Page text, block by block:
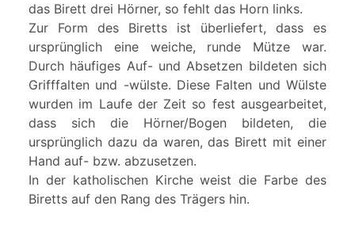
das Birett drei Hörner, so fehlt das Horn links.
Zur Form des Biretts ist überliefert, dass es
ursprünglich eine weiche, runde Mütze war.
Durch häufiges Auf- und Absetzen bildeten sich
Grifffalten und -wülste. Diese Falten und Wülste
wurden im Laufe der Zeit so fest ausgearbeitet,
dass sich die Hörner/Bogen bildeten, die
ursprünglich dazu da waren, das Birett mit einer
Hand auf- bzw. abzusetzen.
In der katholischen Kirche weist die Farbe des
Biretts auf den Rang des Trägers hin.